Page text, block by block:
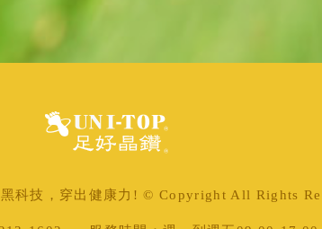
科技，穿出健康力! © Copyright All Rights